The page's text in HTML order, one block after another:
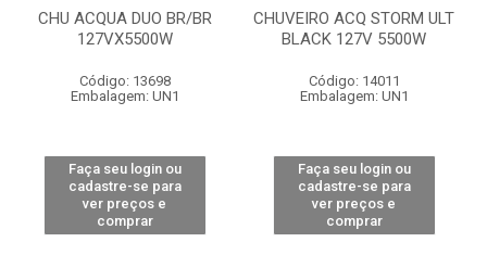
CHU ACQUA DUO BR/BR
127VX5500W
Código: 13698
Embalagem: UN1
Faça seu login ou
cadastre-se para
ver preços e
comprar
CHUVEIRO ACQ STORM ULT
BLACK 127V 5500W
Código: 14011
Embalagem: UN1
Faça seu login ou
cadastre-se para
ver preços e
comprar